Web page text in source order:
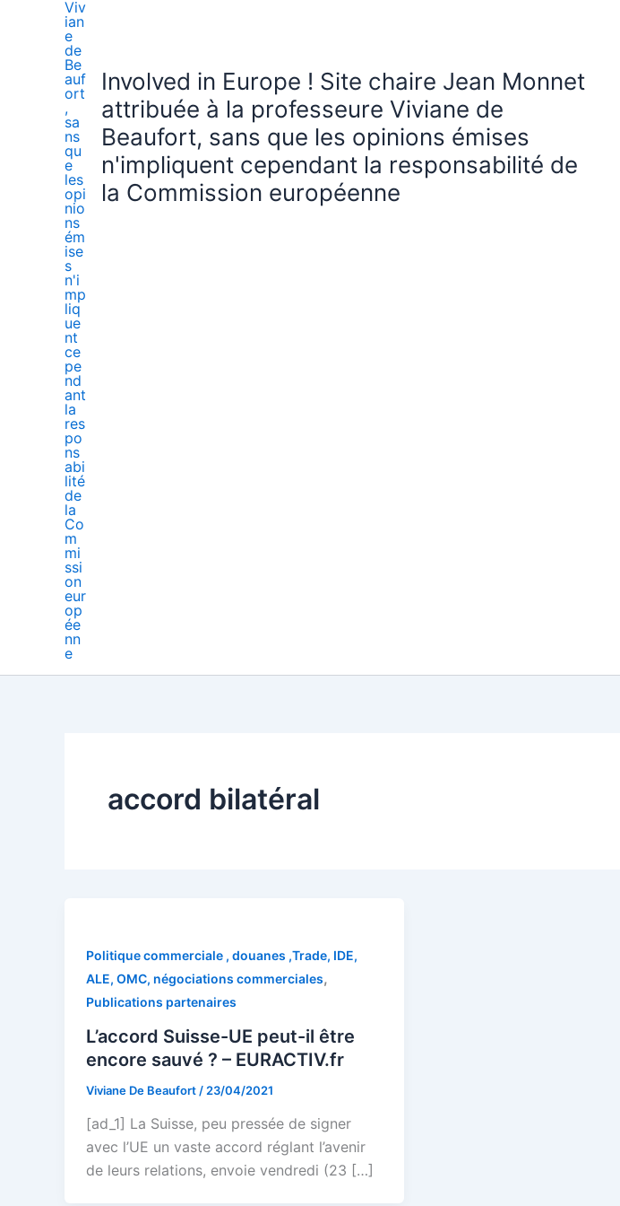
Involved in Europe ! Site chaire Jean Monnet
attribuée à la professeure Viviane de
Beaufort, sans que les opinions émises
n'impliquent cependant la responsabilité de
la Commission européenne
accord bilatéral
Politique commerciale , douanes ,Trade, IDE,
ALE, OMC, négociations commerciales,
Publications partenaires
L’accord Suisse-UE peut-il être
encore sauvé ? – EURACTIV.fr
Viviane De Beaufort / 23/04/2021
[ad_1] La Suisse, peu pressée de signer
avec l’UE un vaste accord réglant l’avenir
de leurs relations, envoie vendredi (23 […]